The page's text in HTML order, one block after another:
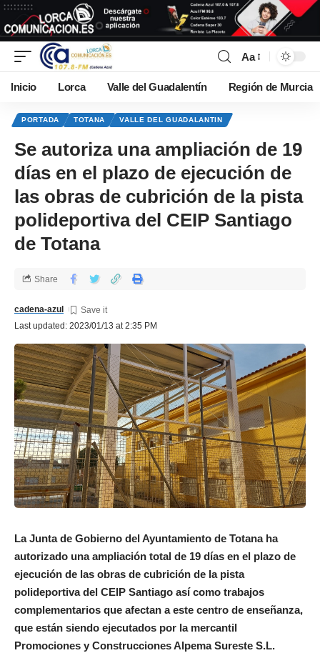
Aa
Inicio Lorca Valle del Guadalentín Región de Murcia
PORTADA TOTANA VALLE DEL GUADALANTIN
Se autoriza una ampliación de 19
días en el plazo de ejecución de
las obras de cubrición de la pista
polideportiva del CEIP Santiago
de Totana
Last updated: 2023/01/13 at 2:35 PM
cadena-azul
Share
La Junta de Gobierno del Ayuntamiento de Totana ha
autorizado una ampliación total de 19 días en el plazo de
ejecución de las obras de cubrición de la pista
polideportiva del CEIP Santiago así como trabajos
complementarios que afectan a este centro de enseñanza,
que están siendo ejecutados por la mercantil
Promociones y Construcciones Alpema Sureste S.L.